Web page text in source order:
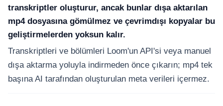
transkriptler oluşturur, ancak bunlar dışa aktarılan
mp4 dosyasına gömülmez ve çevrimdışı kopyalar bu
geliştirmelerden yoksun kalır.
Transkriptleri ve bölümleri Loom'un API'si veya manuel
dışa aktarma yoluyla indirmeden önce çıkarın; mp4 tek
başına AI tarafından oluşturulan meta verileri içermez.